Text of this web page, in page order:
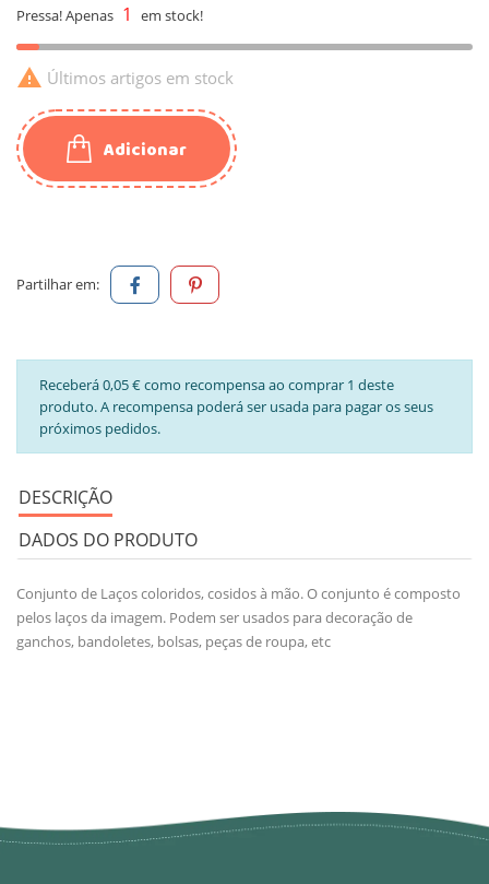
Pressa! Apenas 1 em stock!
 Últimos artigos em stock
Adicionar
Partilhar em:
Receberá 0,05 € como recompensa ao comprar 1 deste
produto. A recompensa poderá ser usada para pagar os seus
próximos pedidos.
DESCRIÇÃO
DADOS DO PRODUTO
Conjunto de Laços coloridos, cosidos à mão. O conjunto é composto
pelos laços da imagem. Podem ser usados para decoração de
ganchos, bandoletes, bolsas, peças de roupa, etc